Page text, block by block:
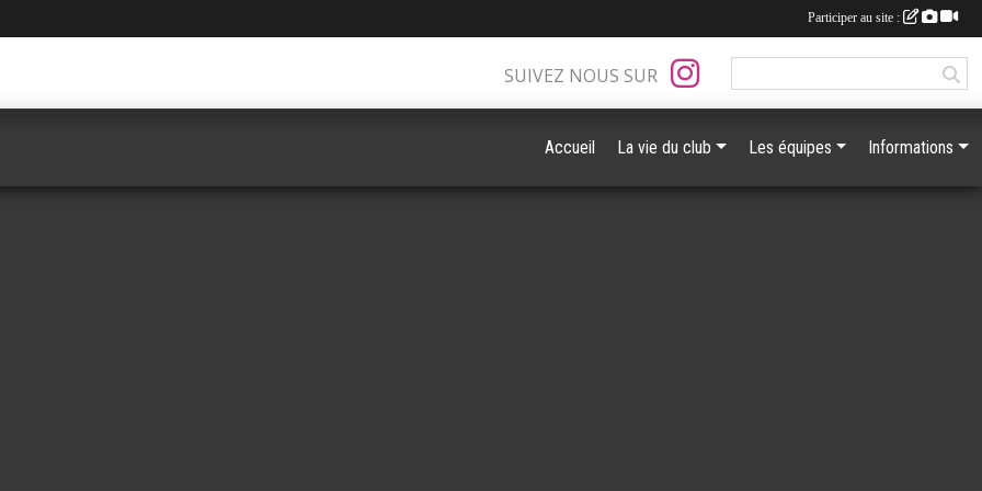
SUIVEZ NOUS SUR
Accueil La vie du club Les équipes Informations
Participer au site :